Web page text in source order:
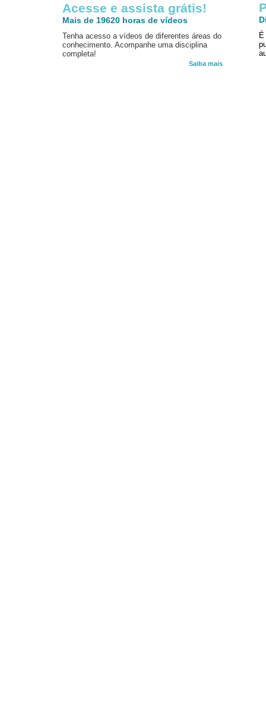
Acesse e assista grátis!
Mais de 19620 horas de vídeos
Tenha acesso a vídeos de diferentes áreas do
conhecimento. Acompanhe uma disciplina
completa!
Saiba mais